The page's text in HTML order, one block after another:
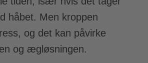
håbet. Men kroppen
og det kan påvirke
og ægløsningen.